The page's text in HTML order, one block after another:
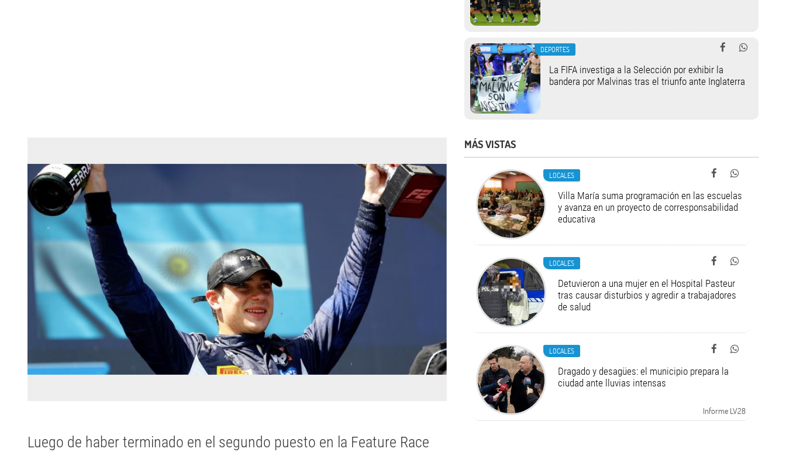
Luego de haber terminado en el segundo puesto en la Feature Race
DEPORTES
La FIFA investiga a la Selección por exhibir la
bandera por Malvinas tras el triunfo ante Inglaterra
MÁS VISTAS
LOCALES
Villa María suma programación en las escuelas
y avanza en un proyecto de corresponsabilidad
educativa
LOCALES
Detuvieron a una mujer en el Hospital Pasteur
tras causar disturbios y agredir a trabajadores
de salud
LOCALES
Dragado y desagües: el municipio prepara la
ciudad ante lluvias intensas
Informe LV28